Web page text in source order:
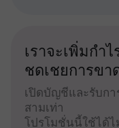
เราจะเพิ่มกำ
ชดเชยการขา
เปิดบัญชีและรับกา
สามเท่า
โปรโมชั่นนี้ใช้ได้